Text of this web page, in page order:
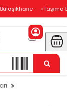
>Taşıma